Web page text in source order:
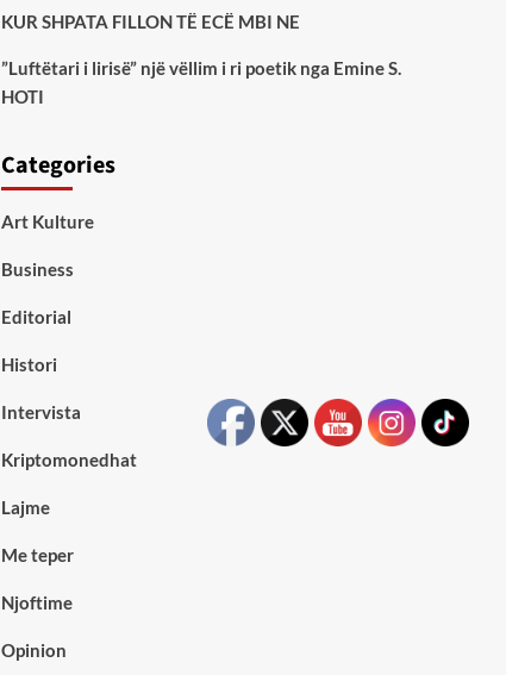
KUR SHPATA FILLON TË ECË MBI NE
”Luftëtari i lirisë” një vëllim i ri poetik nga Emine S.
HOTI
Categories
Art Kulture
Business
Editorial
Histori
Intervista
Kriptomonedhat
Lajme
Me teper
Njoftime
Opinion